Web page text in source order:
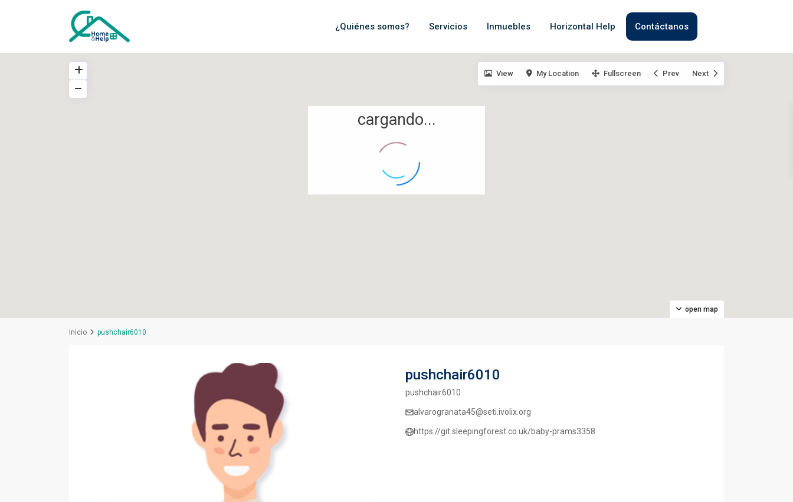
¿Quiénes somos? Servicios Inmuebles Horizontal Help Contáctanos
cargando...
open map
View My Location Fullscreen Prev Next
Inicio pushchair6010
pushchair6010
pushchair6010
alvarogranata45@seti.ivolix.org
https://git.sleepingforest.co.uk/baby-prams3358